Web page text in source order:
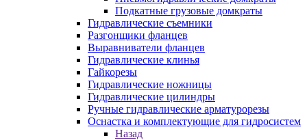
Подкатные грузовые домкраты
Гидравлические съемники
Разгонщики фланцев
Выравниватели фланцев
Гидравлические клинья
Гайкорезы
Гидравлические ножницы
Гидравлические цилиндры
Ручные гидравлические арматурорезы
Оснастка и комплектующие для гидросистем
Назад